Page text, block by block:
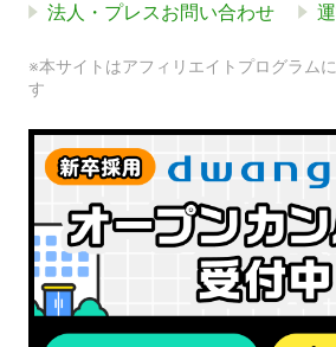
法人・プレスお問い合わせ
※本サイトはアフィリエイトプログラム
す